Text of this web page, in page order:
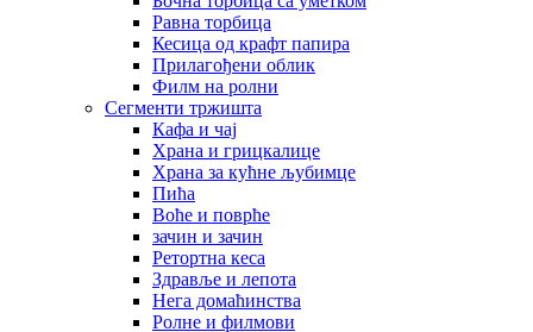
Равна торбица
Кесица од крафт папира
Прилагођени облик
Филм на ролни
Сегменти тржишта
Кафа и чај
Храна и грицкалице
Храна за кућне љубимце
Пића
Воће и поврће
зачин и зачин
Ретортна кеса
Здравље и лепота
Нега домаћинства
Ролне и филмови